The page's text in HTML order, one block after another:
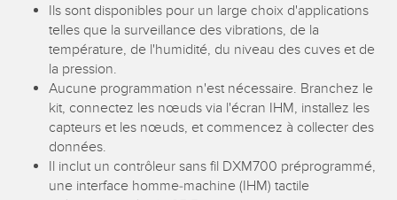
Barrières de mesure
Temps de parcours 3D
Capteurs radar
Capteurs à ultrasons
Amplificateurs à fibre optique
Communication en usine
Détection fiable des bords avant
Maintenance prédictive
Maintenance prédictive
Surveillance du niveau des cuves
Efficacité globale de l'équipement (OEE)
Ils sont disponibles pour un large choix d'applications
telles que la surveillance des vibrations, de la
température, de l'humidité, du niveau des cuves et de
la pression.
Aucune programmation n'est nécessaire. Branchez le
kit, connectez les nœuds via l'écran IHM, installez les
capteurs et les nœuds, et commencez à collecter des
données.
Il inclut un contrôleur sans fil DXM700 préprogrammé,
une interface homme-machine (IHM) tactile